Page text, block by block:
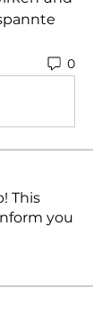
0
This
you